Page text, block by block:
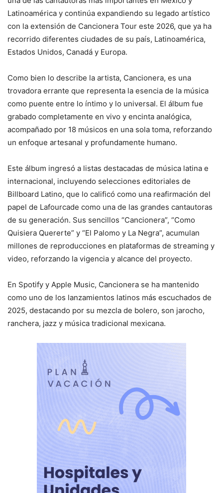
Latinoamérica y continúa expandiendo su legado artístico
con la extensión de Cancionera Tour este 2026, que ya ha
recorrido diferentes ciudades de su país, Latinoamérica,
Estados Unidos, Canadá y Europa.
Como bien lo describe la artista, Cancionera, es una
trovadora errante que representa la esencia de la música
como puente entre lo íntimo y lo universal. El álbum fue
grabado completamente en vivo y encinta analógica,
acompañado por 18 músicos en una sola toma, reforzando
un enfoque artesanal y profundamente humano.
Este álbum ingresó a listas destacadas de música latina e
internacional, incluyendo selecciones editoriales de
Billboard Latino, que lo calificó como una reafirmación del
papel de Lafourcade como una de las grandes cantautoras
de su generación. Sus sencillos “Cancionera”, “Como
Quisiera Quererte” y “El Palomo y La Negra”, acumulan
millones de reproducciones en plataformas de streaming y
video, reforzando la vigencia y alcance del proyecto.
En Spotify y Apple Music, Cancionera se ha mantenido
como uno de los lanzamientos latinos más escuchados de
2025, destacando por su mezcla de bolero, son jarocho,
ranchera, jazz y música tradicional mexicana.